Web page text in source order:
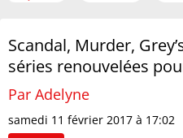
Scandal, Murder,
séries renouvelées
Par Adelyne
samedi 11 février 2017 à 17:02